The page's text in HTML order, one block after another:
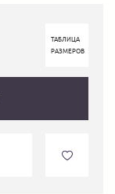
ТАБЛИЦА
РАЗМЕРОВ